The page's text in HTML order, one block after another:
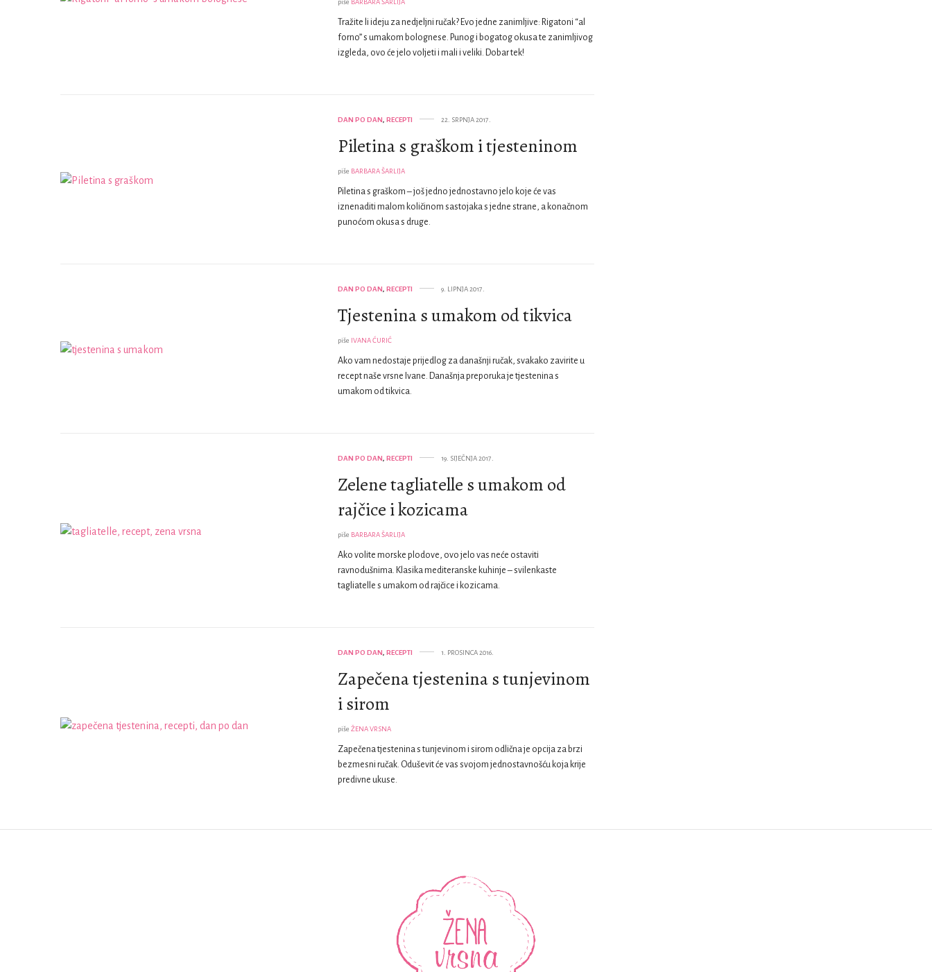
piše BARBARA ŠARLIJA
Tražite li ideju za nedjeljni ručak? Evo jedne zanimljive: Rigatoni “al
forno” s umakom bolognese. Punog i bogatog okusa te zanimljivog
izgleda, ovo će jelo voljeti i mali i veliki. Dobar tek!
DAN PO DAN, RECEPTI 22. SRPNJA 2017.
Piletina s graškom i tjesteninom
piše BARBARA ŠARLIJA
Piletina s graškom – još jedno jednostavno jelo koje će vas
iznenaditi malom količinom sastojaka s jedne strane, a konačnom
punoćom okusa s druge.
DAN PO DAN, RECEPTI 9. LIPNJA 2017.
Tjestenina s umakom od tikvica
piše IVANA ĆURIĆ
Ako vam nedostaje prijedlog za današnji ručak, svakako zavirite u
recept naše vrsne Ivane. Današnja preporuka je tjestenina s
umakom od tikvica.
DAN PO DAN, RECEPTI 19. SIJEČNJA 2017.
Zelene tagliatelle s umakom od
rajčice i kozicama
piše BARBARA ŠARLIJA
Ako volite morske plodove, ovo jelo vas neće ostaviti
ravnodušnima. Klasika mediteranske kuhinje – svilenkaste
tagliatelle s umakom od rajčice i kozicama.
DAN PO DAN, RECEPTI 1. PROSINCA 2016.
Zapečena tjestenina s tunjevinom
i sirom
piše ŽENA VRSNA
Zapečena tjestenina s tunjevinom i sirom odlična je opcija za brzi
bezmesni ručak. Oduševit će vas svojom jednostavnošću koja krije
predivne ukuse.